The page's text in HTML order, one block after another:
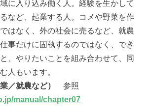
に入り込み働く人。経験を生かして
など、起業する人。コメや野菜を作
はなく、外の社会に売るなど、就農
事だけに固執するのではなく、でき
、やりたいことを組み合わせて、同
人もいます。
／就農など）
参照
manual/chapter07